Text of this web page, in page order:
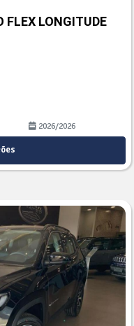
FLEX LONGITUDE
2026/2026